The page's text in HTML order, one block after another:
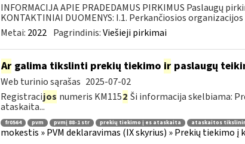
INFORMACIJA APIE PRADEDAMUS PIRKIMUS Paslaugų
KONTAKTINIAI DUOMENYS: I.1. Perkančiosios
Metai: 2022 Pagrindinis:Viešieji pirkimai
Argalima tikslinti prekių tiekimo irpaslaugų
Web turinio sąrašas 2025-07-02
Registracijos numeris KM1152 Ši informacija skelbiama:
ataskaita...
fr0564 pvm pvmį 88-1 str prekių tiekimo į es ataskaita ataskaitos
mokestis » PVM deklaravimas (IX skyrius) » Prekių tiekimo